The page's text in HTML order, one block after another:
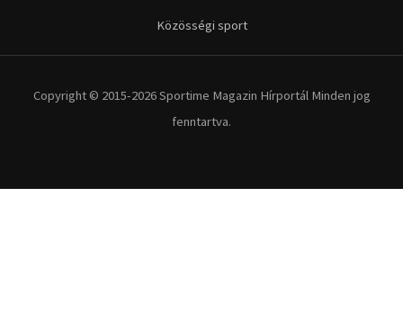
Közösségi sport
Copyright © 2015-2026 Sportime Magazin Hírportál Minden jog
fenntartva.